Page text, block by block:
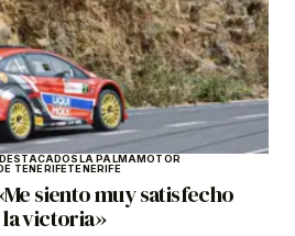
DESTACADOS LA PALMAMOTOR
TENERIFETENERIFE
siento muy satisfecho
victoria»